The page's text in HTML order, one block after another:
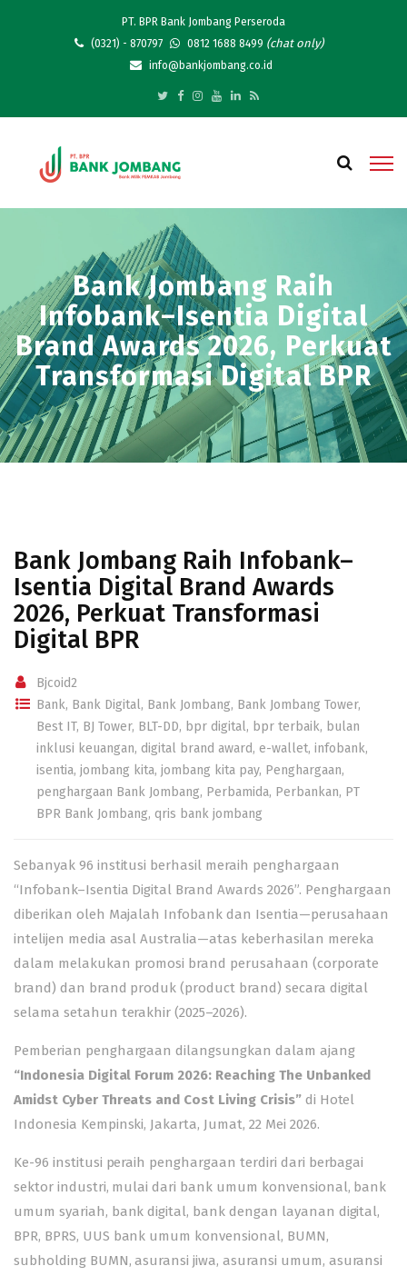
PT. BPR Bank Jombang Perseroda
(0321) - 870797
0812 1688 8499 (chat only)
info@bankjombang.co.id
Bank Jombang Raih
Infobank–Isentia Digital
Brand Awards 2026, Perkuat
Transformasi Digital BPR
Bank Jombang Raih Infobank–
Isentia Digital Brand Awards
2026, Perkuat Transformasi
Digital BPR
Bjcoid2
Bank, Bank Digital, Bank Jombang, Bank Jombang Tower,
Best IT, BJ Tower, BLT-DD, bpr digital, bpr terbaik, bulan
inklusi keuangan, digital brand award, e-wallet, infobank,
isentia, jombang kita, jombang kita pay, Penghargaan,
penghargaan Bank Jombang, Perbamida, Perbankan, PT
BPR Bank Jombang, qris bank jombang
Sebanyak 96 institusi berhasil meraih penghargaan
“Infobank–Isentia Digital Brand Awards 2026”. Penghargaan
diberikan oleh Majalah Infobank dan Isentia—perusahaan
intelijen media asal Australia—atas keberhasilan mereka
dalam melakukan promosi brand perusahaan (corporate
brand) dan brand produk (product brand) secara digital
selama setahun terakhir (2025–2026).
Pemberian penghargaan dilangsungkan dalam ajang
“Indonesia Digital Forum 2026: Reaching The Unbanked
Amidst Cyber Threats and Cost Living Crisis”di Hotel
Indonesia Kempinski, Jakarta, Jumat, 22 Mei 2026.
Ke-96 institusi peraih penghargaan terdiri dari berbagai
sektor industri, mulai dari bank umum konvensional, bank
umum syariah, bank digital, bank dengan layanan digital,
BPR, BPRS, UUS bank umum konvensional, BUMN,
subholding BUMN, asuransi jiwa, asuransi umum, asuransi